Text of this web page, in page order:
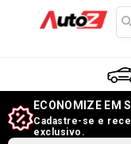
ECONOMIZE EM
Cadastre-se e
exclusivo.